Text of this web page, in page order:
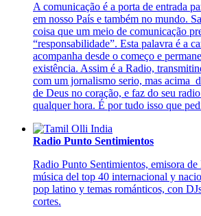
A comunicação é a porta de entrada
em nosso País e também no mundo.
coisa que um meio de comunicação
“responsabilidade”. Esta palavra é a
acompanha desde o começo e
existência. Assim é a Radio,
com um jornalismo serio, mas acima
de Deus no coração, e faz do seu
qualquer hora. É por tudo isso que
Radio Punto Sentimientos
Radio Punto Sentimientos, emisora
música del top 40 internacional y
pop latino y temas románticos, con
cortes.